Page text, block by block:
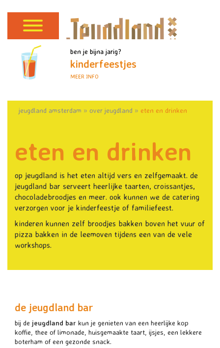
ben je bijna jarig?
kinderfeestjes
MEER INFO
jeugdland amsterdam » over jeugdland » eten en drinken
eten en drinken
op jeugdland is het eten altijd vers en zelfgemaakt. de
jeugdland bar serveert heerlijke taarten, croissantjes,
chocoladebroodjes en meer. ook kunnen we de catering
verzorgen voor je kinderfeestje of familiefeest.
kinderen kunnen zelf broodjes bakken boven het vuur of
pizza bakken in de leemoven tijdens een van de vele
workshops.
de jeugdland bar
bij de jeugdland bar kun je genieten van een heerlijke kop
koffie, thee of limonade, huisgemaakte taart, ijsjes, een lekkere
boterham of een gezonde snack.